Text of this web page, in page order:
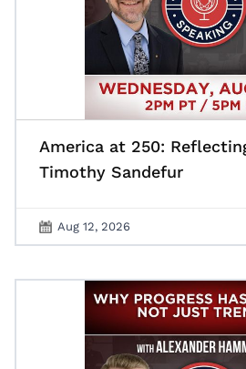
America at 250:
Timothy Sandefur
Aug 12, 2026